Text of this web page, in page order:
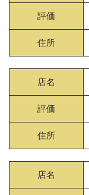
評価
住所
店名
評価
住所
店名